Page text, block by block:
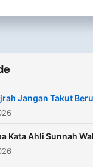
Jangan Takut
Kata Ahli Sunnah